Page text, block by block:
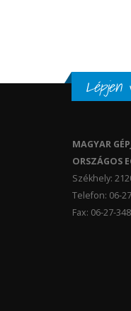
Lépjen
MAGYAR
ORSZÁGOS
Székhely:
Telefon: 06-
Fax: 06-27-